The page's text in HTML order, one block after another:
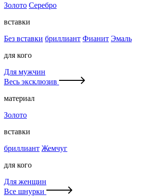
Золото Серебро
вставки
Без вставки бриллиант Фианит Эмаль
для кого
Для мужчин
Весь эксклюзив
материал
Золото
вставки
бриллиант Жемчуг
для кого
Для женщин
Все шнурки